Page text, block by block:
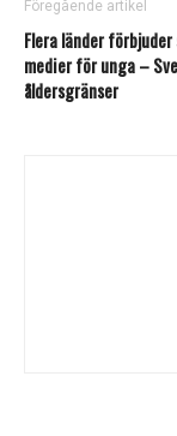
Föregående artikel
Flera länder
medier för unga –
åldersgränser